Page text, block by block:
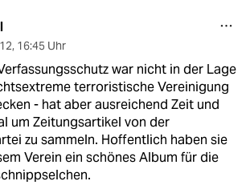
, 16:45 Uhr
war nicht in der Lage
terroristische Vereinigung
- hat aber ausreichend Zeit und
um Zeitungsartikel von der
zu sammeln. Hoffentlich haben sie
Verein ein schönes Album für die